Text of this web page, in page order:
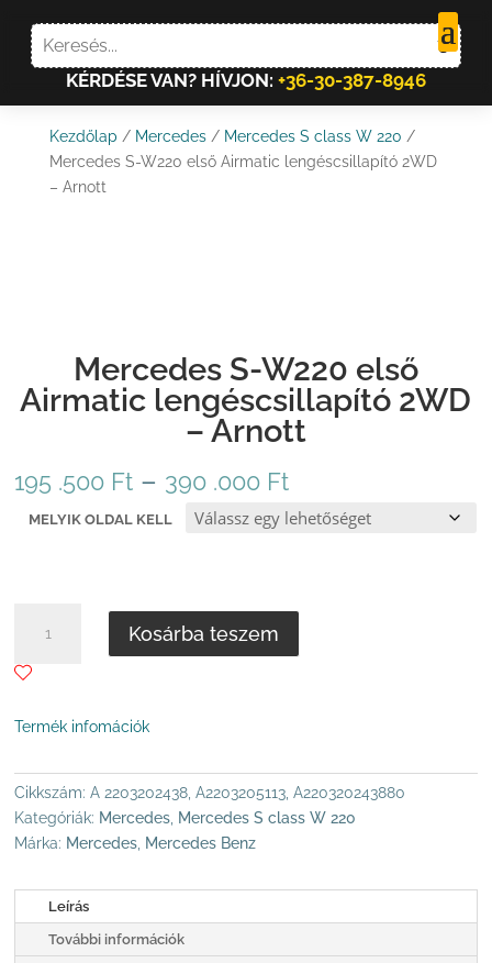
KÉRDÉSE VAN? HÍVJON: +36-30-387-8946
Kezdőlap / Mercedes/ Mercedes S class W 220 /
Mercedes S-W220 első Airmatic lengéscsillapító 2WD
– Arnott
Mercedes S-W220 első
Airmatic lengéscsillapító 2WD
– Arnott
195 .500 Ft – 390 .000 FtÁrtartomány:
195
.500 Ft
.000 Ft
MELYIK OLDAL KELL
W220
AIRMATIC
-
ARNOTT
MENNYISÉG
Kosárba teszem
Termék infomációk
Cikkszám:A 2203202438, A2203205113, A220320243880
Kategóriák: Mercedes Mercedes S class W 220
Márka: Mercedes Mercedes Benz
Leírás
További információk